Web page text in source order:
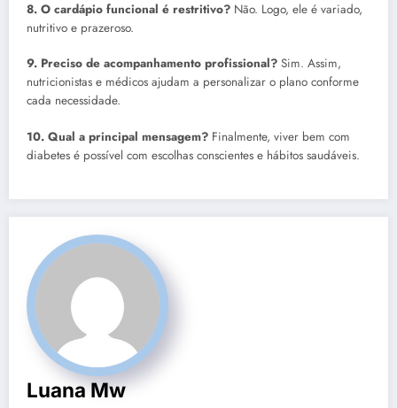
8. O cardápio funcional é restritivo? Não. Logo, ele é variado,
nutritivo e prazeroso.
9. Preciso de acompanhamento profissional? Sim. Assim,
nutricionistas e médicos ajudam a personalizar o plano conforme
cada necessidade.
10. Qual a principal mensagem? Finalmente, viver bem com
diabetes é possível com escolhas conscientes e hábitos saudáveis.
Luana Mw